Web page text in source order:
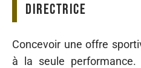
directrice
Concevoir une offre
à la seule performance.